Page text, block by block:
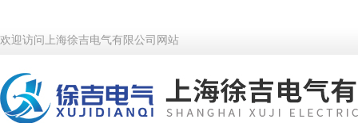
欢迎访问上海徐吉电气有限公司网站